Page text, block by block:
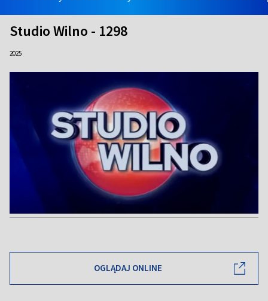
Studio Wilno - 1298
2025
OGLĄDAJ ONLINE